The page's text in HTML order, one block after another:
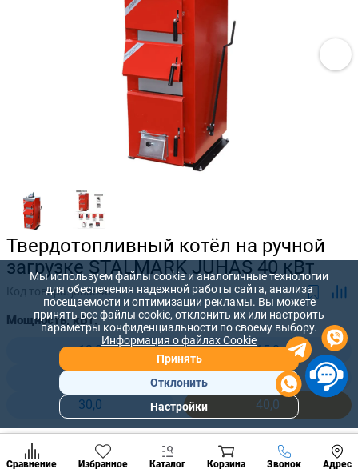
Твердотопливный котёл на ручной
загрузке STALMARK JUHAS 40 кВт
Код товара:juhas40
Мощность, кВт:
12,0
15,0
25,0
30,0
40,0
57 530 лей
52 300лей +
Сравнение Избранное Каталог Корзина Звонок Адрес
Позвонить
разделы
Мы используем файлы cookie и аналогичные технологии
для обеспечения надежной работы сайта, анализа
посещаемости и оптимизации рекламы. Вы можете
принять все файлы cookie, отклонить их или настроить
параметры конфиденциальности по своему выбору.
Информация о файлах Cookie
Принять
Отклонить
Настройки